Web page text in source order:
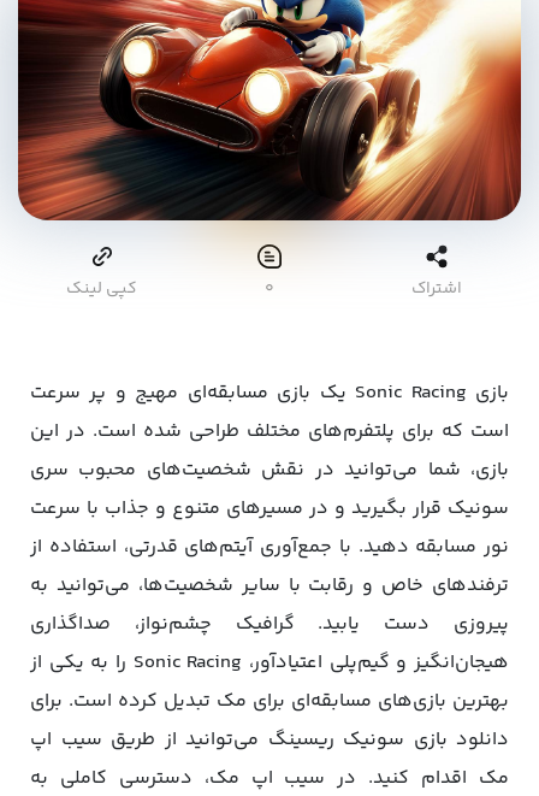
اشتراک ۰ کپی لینک
بازی Sonic Racing یک بازی مسابقه‌ای مهیج و پر سرعت
است که برای پلتفرم‌های مختلف طراحی شده است. در این
بازی، شما می‌توانید در نقش شخصیت‌های محبوب سری
سونیک قرار بگیرید و در مسیرهای متنوع و جذاب با سرعت
نور مسابقه دهید. با جمع‌آوری آیتم‌های قدرتی، استفاده از
ترفندهای خاص و رقابت با سایر شخصیت‌ها، می‌توانید به
پیروزی دست یابید. گرافیک چشم‌نواز، صداگذاری
هیجان‌انگیز و گیم‌پلی اعتیادآور، Sonic Racing را به یکی از
بهترین بازی‌های مسابقه‌ای برای مک تبدیل کرده است. برای
دانلود بازی سونیک ریسینگ می‌توانید از طریق سیب اپ
مک اقدام کنید. در سیب اپ مک، دسترسی کاملی به